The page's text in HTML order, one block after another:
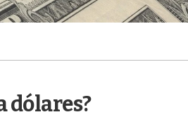
dólares?